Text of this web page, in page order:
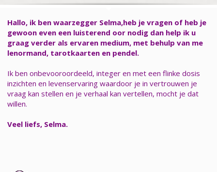
Hallo, ik ben waarzegger Selma,heb je vragen of heb je
gewoon even een luisterend oor nodig dan help ik u
graag verder als ervaren medium, met behulp van me
lenormand, tarotkaarten en pendel.
Ik ben onbevooroordeeld, integer en met een flinke dosis
inzichten en levenservaring waardoor je in vertrouwen je
vraag kan stellen en je verhaal kan vertellen, mocht je dat
willen.
Veel liefs, Selma.